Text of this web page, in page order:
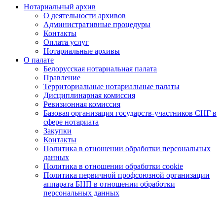
Нотариальный архив
О деятельности архивов
Административные процедуры
Контакты
Оплата услуг
Нотариальные архивы
О палате
Белорусская нотариальная палата
Правление
Территориальные нотариальные палаты
Дисциплинарная комиссия
Ревизионная комиссия
Базовая организация государств-участников СНГ в
сфере нотариата
Закупки
Контакты
Политика в отношении обработки персональных
данных
Политика в отношении обработки cookie
Политика первичной профсоюзной организации
аппарата БНП в отношении обработки
персональных данных